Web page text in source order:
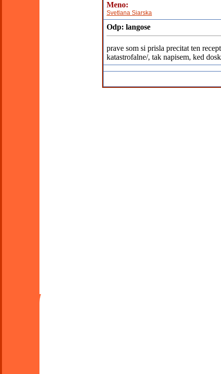
Meno:
Svetlana Siarska
Odp: langose
prave som si prisla precitat ten
katastrofalne/, tak napisem, ked